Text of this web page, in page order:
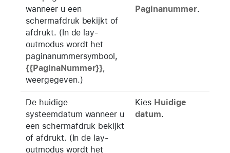
wanneer u een
schermafdruk bekijkt of
afdrukt. (In de lay-
outmodus wordt het
paginanummersymbool,
{{PaginaNummer}},
weergegeven.)
Paginanummer.
De huidige
systeemdatum wanneer u
een schermafdruk bekijkt
of afdrukt. (In de lay-
outmodus wordt het
Kies Huidige
datum.